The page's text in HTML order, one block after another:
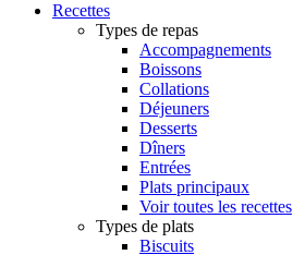
Recettes
Types de repas
Accompagnements
Boissons
Collations
Déjeuners
Desserts
Dîners
Entrées
Plats principaux
Voir toutes les recettes
Types de plats
Biscuits